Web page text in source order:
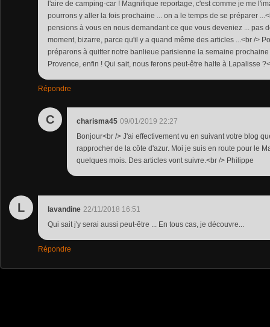
l'aire de camping-car ! Magnifique reportage, c'est comme je me
pourrons y aller la fois prochaine ... on a le temps de se préparer
pensions à vous en nous demandant ce que vous deveniez ... pas
moment, bizarre, parce qu'il y a quand même des articles ...<br />
préparons à quitter notre banlieue parisienne la semaine
Provence, enfin ! Qui sait, nous ferons peut-être halte à Lapalisse
Répondre
C charisma45 09/01/2019 22:27
Bonjour<br /> J'ai effectivement vu en suivant votre blog
rapprocher de la côte d'azur. Moi je suis en route pour le
quelques mois. Des articles vont suivre.<br /> Philippe
L lavandine 22/11/2018 16:51
Qui sait j'y serai aussi peut-être ... En tous cas, je découvre...
Répondre